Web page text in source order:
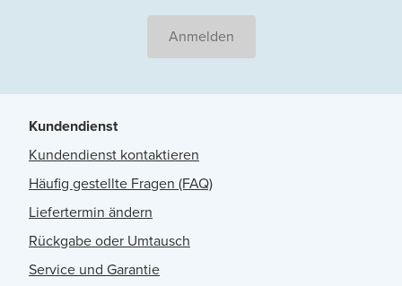
Anmelden
Kundendienst
Kundendienst kontaktieren
Häufig gestellte Fragen (FAQ)
Liefertermin ändern
Rückgabe oder Umtausch
Service und Garantie